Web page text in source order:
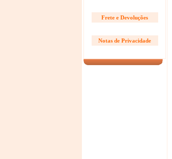
Frete e Devoluções
Notas de Privacidade